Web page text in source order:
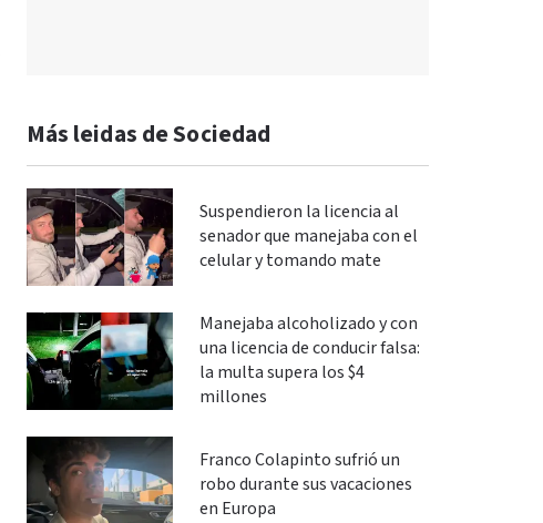
Más leidas de Sociedad
Suspendieron la licencia al
senador que manejaba con el
celular y tomando mate
Manejaba alcoholizado y con
una licencia de conducir falsa:
la multa supera los $4
millones
Franco Colapinto sufrió un
robo durante sus vacaciones
en Europa